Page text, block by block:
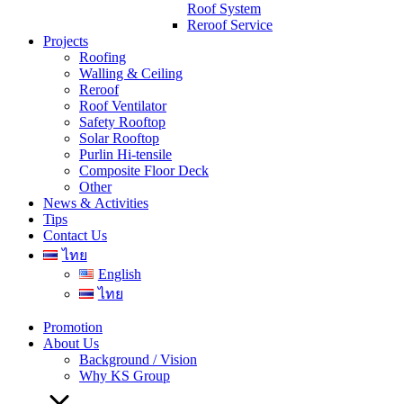
Roof System
Reroof Service
Projects
Roofing
Walling & Ceiling
Reroof
Roof Ventilator
Safety Rooftop
Solar Rooftop
Purlin Hi-tensile
Composite Floor Deck
Other
News & Activities
Tips
Contact Us
ไทย
English
ไทย
Promotion
About Us
Background / Vision
Why KS Group